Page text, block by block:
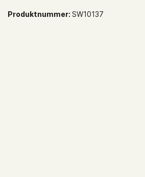
Produktnummer: SW10137